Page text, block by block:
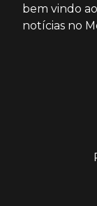
bem vindo
notícias no